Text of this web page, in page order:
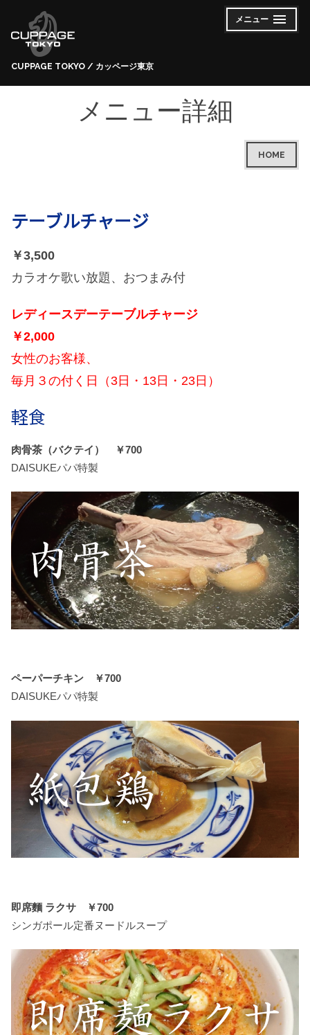
CUPPAGE TOKYO / カッページ東京
メニュー
開
い
閉
じ
メニュー詳細
HOME
テーブルチャージ
￥3,500
カラオケ歌い放題、おつまみ付
レディースデーテーブルチャージ
￥2,000
女性のお客様、
毎月３の付く日（3日・13日・23日）
軽食
肉骨茶（バクテイ） ￥700
DAISUKEパパ特製
ペーパーチキン ￥700
DAISUKEパパ特製
即席麵 ラクサ ￥700
シンガポール定番ヌードルスープ